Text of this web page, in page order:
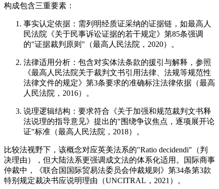
构成包含三重要素：
事实认定依据：需列明经质证采纳的证据链，如最高人
民法院《关于民事诉讼证据的若干规定》第85条强调
的"证据裁判原则"（最高人民法院，2020）。
法律适用分析：包含对实体法条款的援引与解释，参照
《最高人民法院关于裁判文书引用法律、法规等规范性
法律文件的规定》第3条要求的准确标注法律依据（最高
人民法院，2016）。
说理逻辑结构：要求符合《关于加强和规范裁判文书释
法说理的指导意见》提出的"围绕争议焦点，逐项展开论
证"标准（最高人民法院，2018）。
比较法视野下，该概念对应英美法系的"Ratio decidendi"（判
决理由），但大陆法系更强调成文法的体系化适用。国际商事
仲裁中，《联合国国际贸易法委员会仲裁规则》第34条第3款
特别规定裁决书应说明理由（UNCITRAL，2021）。